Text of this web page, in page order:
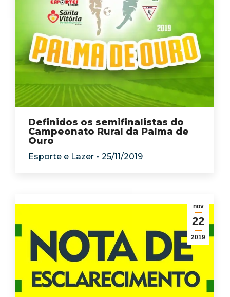
Definidos os semifinalistas do
Campeonato Rural da Palma de
Ouro
Esporte e Lazer 25/11/2019
nov
22
2019